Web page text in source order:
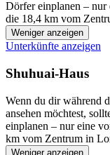
Dörfer einplanen –
die 18,4 km vom
Weniger anzeigen
Unterkünfte anzeigen
Shuhuai-Haus
Wenn du dir während
ansehen möchtest,
einplanen – nur eine
km vom Zentrum in
Weniger anzeigen